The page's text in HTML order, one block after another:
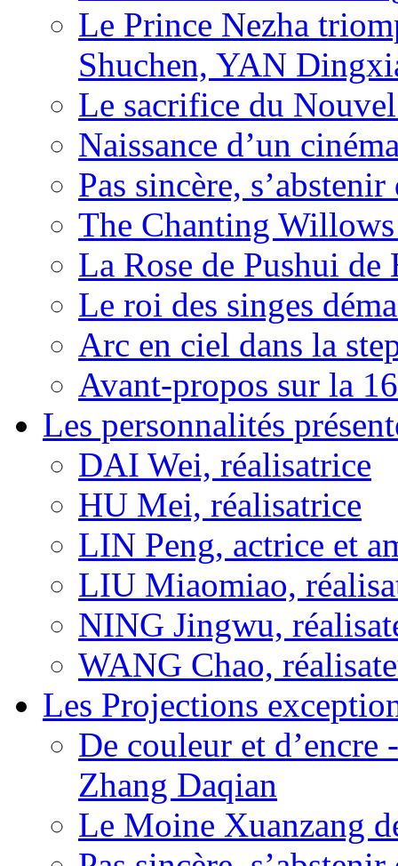
Le Prince Nezha
Shuchen, YAN
Le sacrifice du
Naissance d’un
Pas sincère,
The Chanting
La Rose de Pushui de
Le roi des singes
Arc en ciel dans la
Avant-propos sur la
Les personnalités
DAI Wei, réalisatrice
HU Mei, réalisatrice
LIN Peng, actrice et
LIU Miaomiao,
NING Jingwu,
WANG Chao,
Les Projections
De couleur et
Zhang Daqian
Le Moine Xuanzang